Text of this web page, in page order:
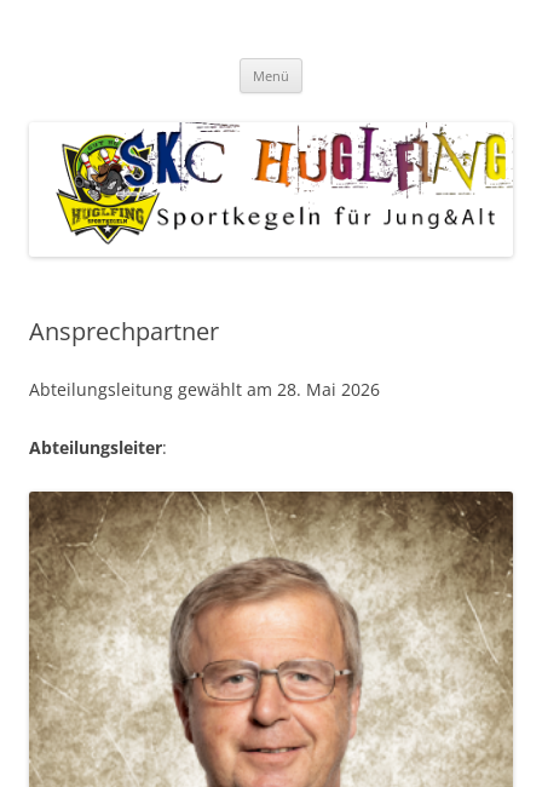
Menü
Ansprechpartner
Abteilungsleitung gewählt am 28. Mai 2026
Abteilungsleiter: